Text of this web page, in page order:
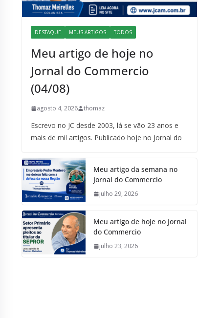
DESTAQUE MEUS ARTIGOS TODOS
Meu artigo de hoje no
Jornal do Commercio
(04/08)
agosto 4, 2026 thomaz
Escrevo no JC desde 2003, lá se vão 23 anos e
mais de mil artigos. Publicado hoje no Jornal do
Meu artigo da semana no
Jornal do Commercio
julho 29, 2026
Meu artigo de hoje no Jornal
do Commercio
julho 23, 2026